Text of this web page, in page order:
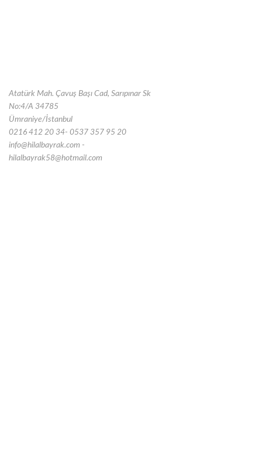
Atatürk Mah. Çavuş Başı Cad, Sarıpınar Sk
No:4/A 34785
Ümraniye/İstanbul
0216 412 20 34- 0537 357 95 20
info@hilalbayrak.com -
hilalbayrak58@hotmail.com